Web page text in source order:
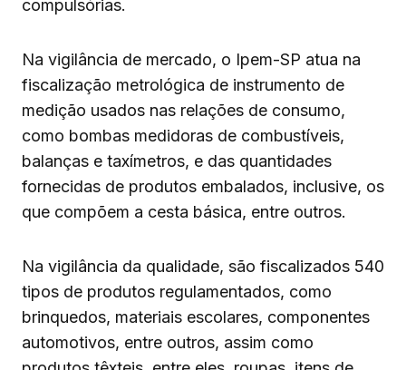
compulsórias.
Na vigilância de mercado, o Ipem-SP atua na
fiscalização metrológica de instrumento de
medição usados nas relações de consumo,
como bombas medidoras de combustíveis,
balanças e taxímetros, e das quantidades
fornecidas de produtos embalados, inclusive, os
que compõem a cesta básica, entre outros.
Na vigilância da qualidade, são fiscalizados 540
tipos de produtos regulamentados, como
brinquedos, materiais escolares, componentes
automotivos, entre outros, assim como